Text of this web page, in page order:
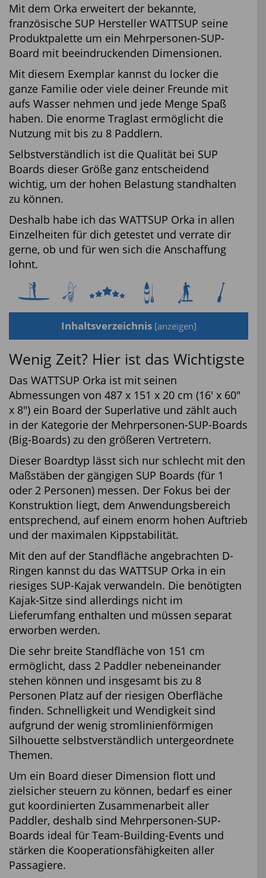
Mit dem Orka erweitert der bekannte,
französische SUP Hersteller WATTSUP seine
Produktpalette um ein Mehrpersonen-SUP-
Board mit beeindruckenden Dimensionen.
Mit diesem Exemplar kannst du locker die
ganze Familie oder viele deiner Freunde mit
aufs Wasser nehmen und jede Menge Spaß
haben. Die enorme Traglast ermöglicht die
Nutzung mit bis zu 8 Paddlern.
Selbstverständlich ist die Qualität bei SUP
Boards dieser Größe ganz entscheidend
wichtig, um der hohen Belastung standhalten
zu können.
Deshalb habe ich das WATTSUP Orka in allen
Einzelheiten für dich getestet und verrate dir
gerne, ob und für wen sich die Anschaffung
lohnt.
Inhaltsverzeichnis [anzeigen]
Wenig Zeit? Hier ist das Wichtigste
Das WATTSUP Orka ist mit seinen
Abmessungen von 487 x 151 x 20 cm (16′ x 60″
x 8″) ein Board der Superlative und zählt auch
in der Kategorie der Mehrpersonen-SUP-Boards
(Big-Boards) zu den größeren Vertretern.
Dieser Boardtyp lässt sich nur schlecht mit den
Maßstäben der gängigen SUP Boards (für 1
oder 2 Personen) messen. Der Fokus bei der
Konstruktion liegt, dem Anwendungsbereich
entsprechend, auf einem enorm hohen Auftrieb
und der maximalen Kippstabilität.
Mit den auf der Standfläche angebrachten D-
Ringen kannst du das WATTSUP Orka in ein
riesiges SUP-Kajak verwandeln. Die benötigten
Kajak-Sitze sind allerdings nicht im
Lieferumfang enthalten und müssen separat
erworben werden.
Die sehr breite Standfläche von 151 cm
ermöglicht, dass 2 Paddler nebeneinander
stehen können und insgesamt bis zu 8
Personen Platz auf der riesigen Oberfläche
finden. Schnelligkeit und Wendigkeit sind
aufgrund der wenig stromlinienförmigen
Silhouette selbstverständlich untergeordnete
Themen.
Um ein Board dieser Dimension flott und
zielsicher steuern zu können, bedarf es einer
gut koordinierten Zusammenarbeit aller
Paddler, deshalb sind Mehrpersonen-SUP-
Boards ideal für Team-Building-Events und
stärken die Kooperationsfähigkeiten aller
Passagiere.